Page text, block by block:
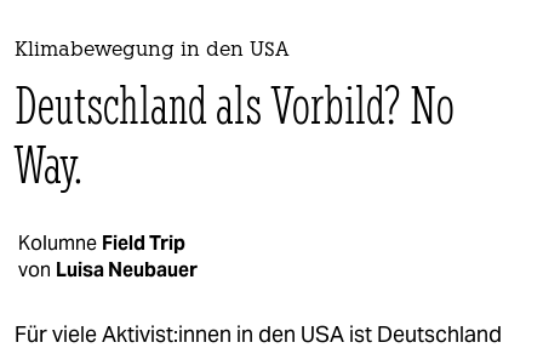
themen
politik
öko
kultur
sport
Klimabewegung in den USA
Deutschland als Vorbild? No
Way.
Kolumne Field Trip
von Luisa Neubauer
Für viele Ak­ti­vis­t:in­nen in den USA ist Deutschland